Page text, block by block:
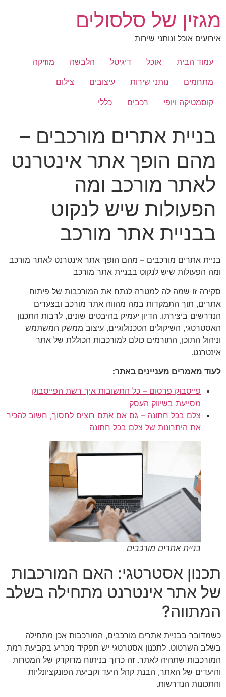
לתוכן
מגזין של סלסולים
אירועים אוכל ונותני שירות
עמוד הבית אוכל דיגיטל הלבשה
מוזיקה
מתחמים
נותני שירות עיצובים
צילום
קוסמטיקה ויופי
רכבים כללי
בניית אתרים מורכבים –
מהם הופך אתר אינטרנט
לאתר מורכב ומה
הפעולות שיש לנקוט
בבניית אתר מורכב
בניית אתרים מורכבים – מהם הופך אתר אינטרנט לאתר מורכב
ומה הפעולות שיש לנקוט בבניית אתר מורכב
סקירה זו שמה לה למטרה לנתח את המורכבות של פיתוח
אתרים, תוך התמקדות במה מהווה אתר מורכב ובצעדים
הנדרשים ביצירתו. הדיון יעמיק בהיבטים שונים, לרבות התכנון
האסטרטגי, השיקולים הטכנולוגיים, עיצוב ממשק המשתמש
וניהול התוכן, התורמים כולם למורכבות הכוללת של אתר
אינטרנט.
לעוד מאמרים מעניינים באתר:
פייסבוק פרסום – כל התשובות איך רשת הפייסבוק
מסייעת בשיווק העסק
צלם בכל חתונה – גם אם אתם רוצים לחסוך, חשוב להכיר
את היתרונות של צלם בכל חתונה
בניית אתרים מורכבים
תכנון אסטרטגי: האם המורכבות
של אתר אינטרנט מתחילה בשלב
המתווה?
כשמדובר בבניית אתרים מורכבים, המורכבות אכן מתחילה
בשלב השרטוט. לתכנון אסטרטגי יש תפקיד מכריע בקביעת רמת
המורכבות שתהיה לאתר. זה כרוך בניתוח מדוקדק של המטרות
והיעדים של האתר, הבנת קהל היעד וקביעת הפונקציונליות
והתכונות הנדרשות.